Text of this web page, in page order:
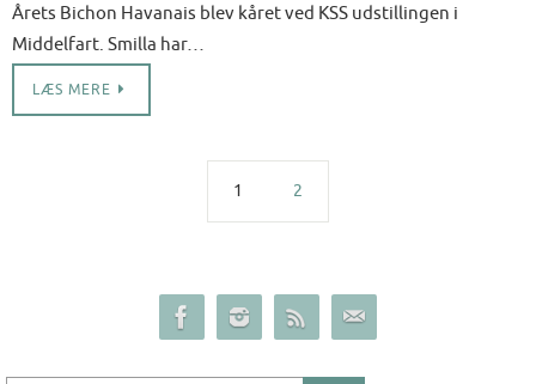
Årets Bichon Havanais blev kåret ved KSS udstillingen i
Middelfart. Smilla har…
LÆS MERE
1 2